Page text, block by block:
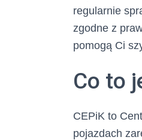
regularnie
zgodne z
pomogą Ci
Co to
CEPiK to
pojazdach